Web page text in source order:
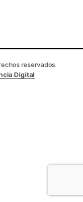
reservados.
Digital